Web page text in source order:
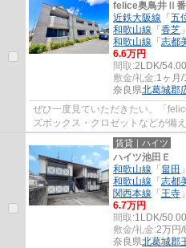
felice奥鳥井Ⅱ
近鉄大阪線 「 五
和歌山線 「 香芝
和歌山線 「 志都
6.6万円
間取:2LDK/
敷金/礼金:1ヶ月/
奈良県北葛城郡
ぜひ一度見ていただきたい、「
ズボックス・クロゼットなどが備
収納に重宝します。こちらはTVイ
賃貸｜ハイツ
ハイツ池田Ｅ
和歌山線 「 畠田
和歌山線 「 志都
関西本線 「 王寺
6.7万円
間取:1LDK/
敷金/礼金:2万円/
奈良県北葛城郡